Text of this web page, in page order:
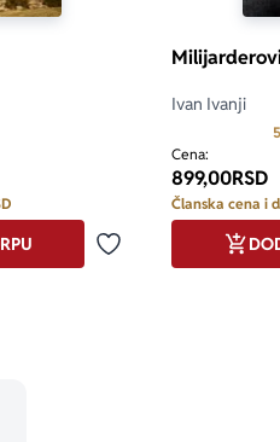
je 4.8 od 5
Dodaj u omiljene
Ivan Ivanji
Cena:
899,00RSD
Članska cena i